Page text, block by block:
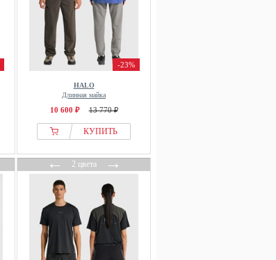
-23%
HALO
Длинная майка
10 600 ₽ 13 770 ₽
КУПИТЬ
←2 цвета→